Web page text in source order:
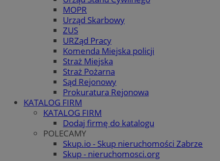
MOPR
Urząd Skarbowy
ZUS
URZąd Pracy
Komenda Miejska policji
Straż Miejska
Straż Pożarna
Sąd Rejonowy
Prokuratura Rejonowa
KATALOG FIRM
KATALOG FIRM
Dodaj firmę do katalogu
POLECAMY
Skup.io - Skup nieruchomości Zabrze
Skup - nieruchomosci.org